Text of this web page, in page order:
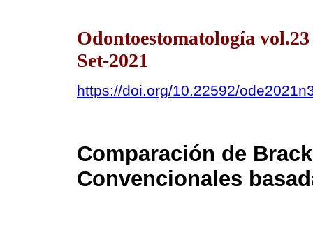
Odontoestomatología
Set-2021
https://doi.org/10.22592/
Comparación de
Convencionales